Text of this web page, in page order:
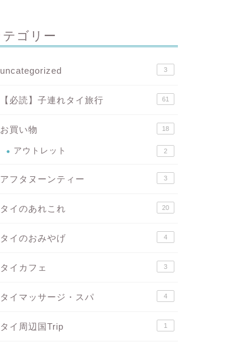
カテゴリー
uncategorized 3
【必読】子連れタイ旅行 61
お買い物 18
アウトレット 2
アフタヌーンティー 3
タイのあれこれ 20
タイのおみやげ 4
タイカフェ 3
タイマッサージ・スパ 4
タイ周辺国Trip 1